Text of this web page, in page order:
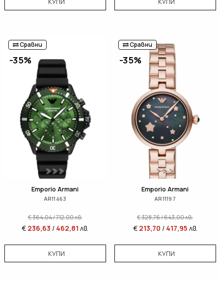
Сравни
-35%
Emporio Armani
AR11463
€364,04/712,00лв.
€ 236,63 / 462,81 лв.
КУПИ
Сравни
-35%
Emporio Armani
AR11197
€328,76/643,00лв.
€ 213,70 / 417,95 лв.
КУПИ